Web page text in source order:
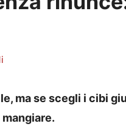
ma se scegli i cibi